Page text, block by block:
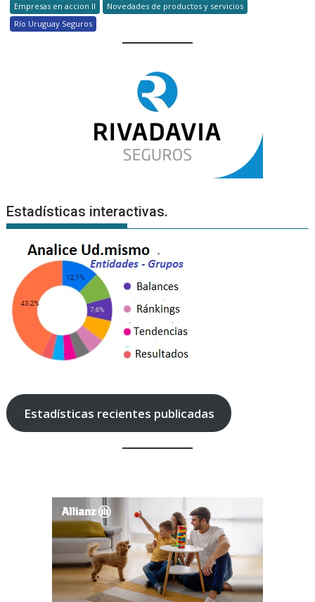
Empresas en accion II
Novedades de productos y servicios
Río Uruguay Seguros
Estadísticas interactivas.
Estadísticas recientes publicadas